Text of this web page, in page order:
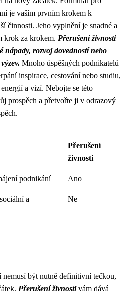
je vaším prvním krokem k
činnosti. Jeho vyplnění je snadné a
krok za krokem. Přerušení živnosti
nápady, rozvoj dovedností nebo
Mnoho úspěšných podnikatelů
inspirace, cestování nebo studiu,
a vizí. Nebojte se této
prospěch a přetvořte ji v odrazový
Přerušení
živnosti
podnikání Ano
a
Ne
nemusí být nutně definitivní tečkou,
Přerušení živnostivám dává